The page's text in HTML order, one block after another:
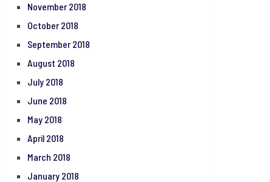
November 2018
October 2018
September 2018
August 2018
July 2018
June 2018
May 2018
April 2018
March 2018
January 2018